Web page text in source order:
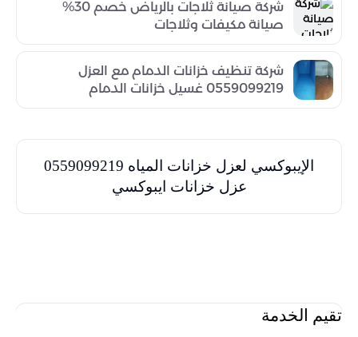
شركة صيانة ثلاجات بالرياض خصم 30%
صيانة مكيفات وثلاجات
شركة تنظيف خزانات الدمام مع العزل
0559099219 غسيل خزانات الدمام
الإيبوكسي لعزل خزانات المياه 0559099219
عزل خزانات ايبوكسي
تقيم الخدمة